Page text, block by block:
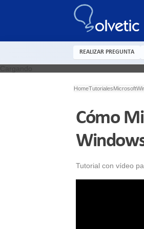
REALIZAR PREGUNTA
HomeTutorialesMicrosoft
Cómo
Tutorial con vídeo